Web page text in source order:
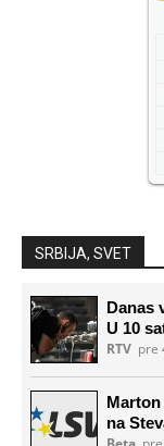
SRBIJA, SVET